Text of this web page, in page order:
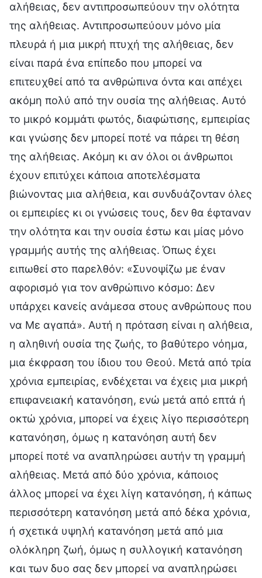
αλήθειας, δεν αντιπροσωπεύουν την ολότητα
της αλήθειας. Αντιπροσωπεύουν μόνο μία
πλευρά ή μια μικρή πτυχή της αλήθειας, δεν
είναι παρά ένα επίπεδο που μπορεί να
επιτευχθεί από τα ανθρώπινα όντα και απέχει
ακόμη πολύ από την ουσία της αλήθειας. Αυτό
το μικρό κομμάτι φωτός, διαφώτισης, εμπειρίας
και γνώσης δεν μπορεί ποτέ να πάρει τη θέση
της αλήθειας. Ακόμη κι αν όλοι οι άνθρωποι
έχουν επιτύχει κάποια αποτελέσματα
βιώνοντας μια αλήθεια, και συνδυάζονταν όλες
οι εμπειρίες κι οι γνώσεις τους, δεν θα έφταναν
την ολότητα και την ουσία έστω και μίας μόνο
γραμμής αυτής της αλήθειας. Όπως έχει
ειπωθεί στο παρελθόν: «Συνοψίζω με έναν
αφορισμό για τον ανθρώπινο κόσμο: Δεν
υπάρχει κανείς ανάμεσα στους ανθρώπους που
να Με αγαπά». Αυτή η πρόταση είναι η αλήθεια,
η αληθινή ουσία της ζωής, το βαθύτερο νόημα,
μια έκφραση του ίδιου του Θεού. Μετά από τρία
χρόνια εμπειρίας, ενδέχεται να έχεις μια μικρή
επιφανειακή κατανόηση, ενώ μετά από επτά ή
οκτώ χρόνια, μπορεί να έχεις λίγο περισσότερη
κατανόηση, όμως η κατανόηση αυτή δεν
μπορεί ποτέ να αναπληρώσει αυτήν τη γραμμή
αλήθειας. Μετά από δύο χρόνια, κάποιος
άλλος μπορεί να έχει λίγη κατανόηση, ή κάπως
περισσότερη κατανόηση μετά από δέκα χρόνια,
ή σχετικά υψηλή κατανόηση μετά από μια
ολόκληρη ζωή, όμως η συλλογική κατανόηση
και των δυο σας δεν μπορεί να αναπληρώσει